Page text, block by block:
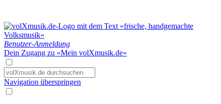
Benutzer-Anmeldung
Dein Zugang zu »Mein volXmusik.de«
Navigation überspringen